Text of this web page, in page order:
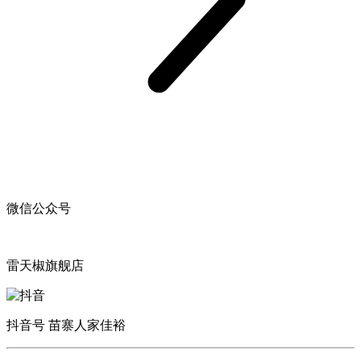
微信公众号
雷天椒旗舰店
抖音号 苗寨人家佳裕